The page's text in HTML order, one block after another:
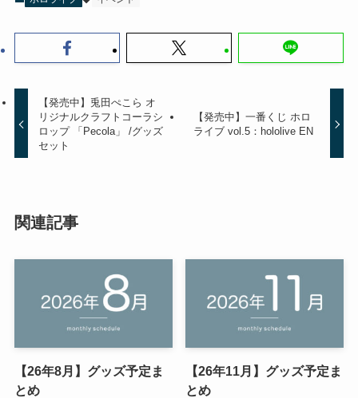
【発売中】兎田ぺこら オ
リジナルクラフトコーラシ
ロップ 「Pecola」 /グッズ
セット
【発売中】一番くじ ホロ
ライブ vol.5：hololive EN
関連記事
【26年8月】グッズ予定ま
とめ
【26年11月】グッズ予定ま
とめ